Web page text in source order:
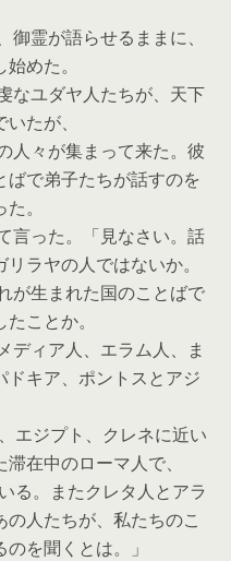
霊が語らせるままに、
めた。
なユダヤ人たちが、天下
たが、
人々が集まって来た。彼
ばで弟子たちが話すのを
。
言った。「見なさい。話
ラヤの人ではないか。
が生まれた国のことばで
ことか。
ディア人、エラム人、ま
ドキア、ポントスとアジ
エジプト、クレネに近い
在中のローマ人で、
る。またクレタ人とアラ
人たちが、私たちのこ
を聞くとは。」